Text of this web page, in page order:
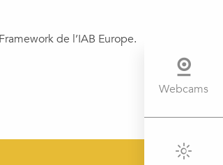
Webcams
de l’IAB Europe.